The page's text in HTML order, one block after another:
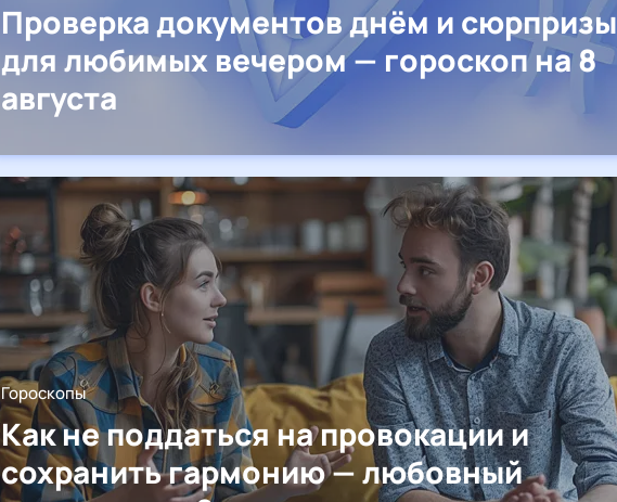
Проверка документов днём и сюрпризы
для любимых вечером — гороскоп на 8
августа
Гороскопы
Как не поддаться на провокации и
сохранить гармонию — любовный